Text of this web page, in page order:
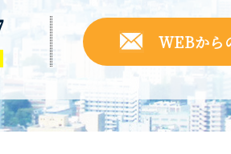
WEBから